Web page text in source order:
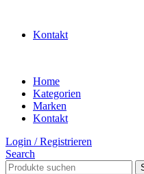
Kontakt
Home
Kategorien
Marken
Kontakt
Login / Registrieren
Search